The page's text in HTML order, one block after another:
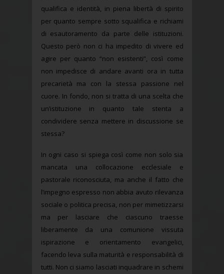
qualifica e identità, in piena libertà di spirito
per quanto sempre sotto squalifica e richiami
di esautoramento da parte delle istituzioni.
Questo però non ci ha impedito di vivere ed
agire per quanto “non esistenti”, così come
non impedisce di andare avanti ora in tutta
precarietà ma con la stessa passione nel
cuore. In fondo, non si tratta di una scelta che
un’istituzione in quanto tale stenta a
condividere senza mettere in discussione se
stessa?
In ogni caso si spiega così come non solo sia
mancata una collocazione ecclesiale e
pastorale riconosciuta, ma anche il fatto che
l’impegno espresso non abbia avuto rilevanza
sociale o politica precisa, non per mimetizzarsi
ma per lasciare che ciascuno traesse
liberamente da una comunione vissuta
ispirazione e orientamento evangelici,
facendo leva sulla maturità e responsabilità di
tutti. Non ci siamo lasciati inquadrare in schemi